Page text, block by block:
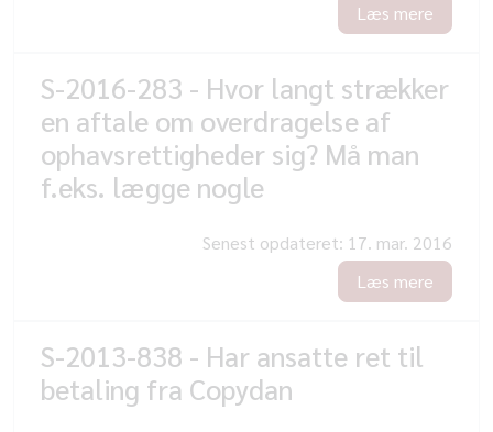
Læs mere
S-2016-283 - Hvor langt strækker
en aftale om overdragelse af
ophavsrettigheder sig? Må man
f.eks. lægge nogle
Senest opdateret: 17. mar. 2016
Læs mere
S-2013-838 - Har ansatte ret til
betaling fra Copydan